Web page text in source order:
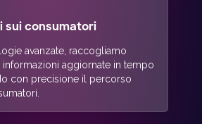
sui consumatori
avanzate, raccogliamo
informazioni aggiornate in tempo
con precisione il percorso